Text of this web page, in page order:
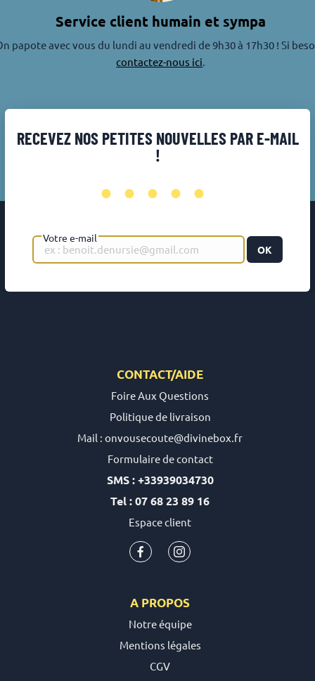
Service client humain et sympa
papote avec vous du lundi au vendredi de 9h30 à 17h30 ! Si
contactez-nous ici.
RECEVEZ NOS PETITES NOUVELLES PAR E-MAIL
!
•••••
Votre e-mail
OK
CONTACT/AIDE
Foire Aux Questions
Politique de livraison
Mail : onvousecoute@divinebox.fr
Formulaire de contact
SMS : +33939034730
Tel : 07 68 23 89 16
Espace client
A PROPOS
Notre équipe
Mentions légales
CGV